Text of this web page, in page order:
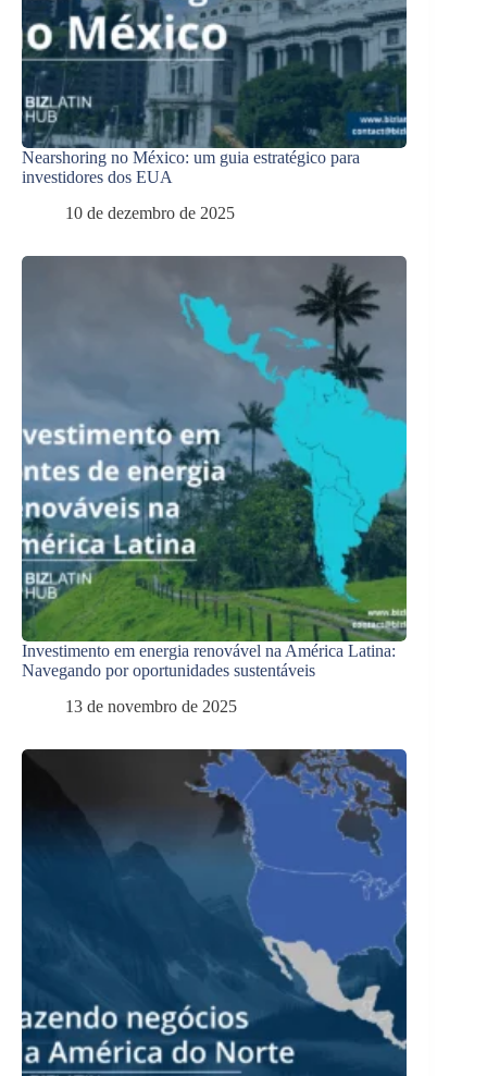
Nearshoring no México: um guia estratégico para
investidores dos EUA
10 de dezembro de 2025
Investimento em energia renovável na América Latina:
Navegando por oportunidades sustentáveis
13 de novembro de 2025